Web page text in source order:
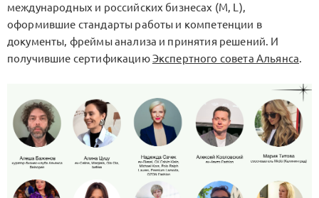
международных и российских бизнесах (M, L),
оформившие стандарты работы и компетенции в
документы, фреймы анализа и принятия решений. И
получившие сертификациюЭкспертного совета Альянса.